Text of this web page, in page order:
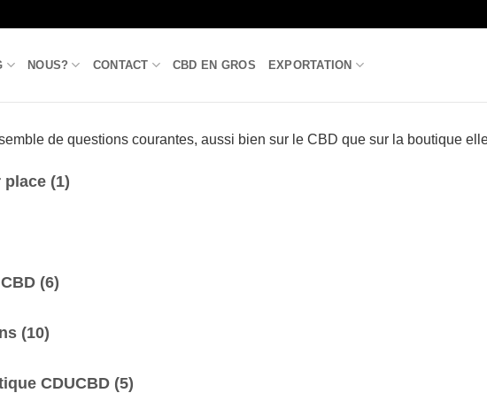
NOUS? CONTACT CBD EN GROS EXPORTATION
de questions courantes, aussi bien sur le CBD que sur la boutique
place (1)
(6)
(10)
CDUCBD (5)